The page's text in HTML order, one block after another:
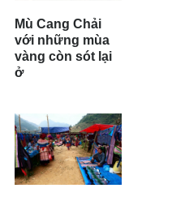
Mù Cang Chải
với những mùa
vàng còn sót lại
ở